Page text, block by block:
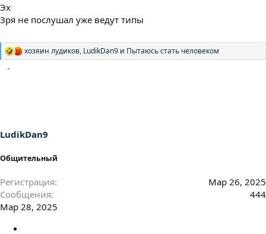
Эх
Зря не послушал уже ведут типы
Р
хозяин лудиков, LudikDan9 и Пытаюсь стать человеком
LudikDan9
Общительный
Регистрация
Мар 26, 2025
Сообщения
444
Мар 28, 2025